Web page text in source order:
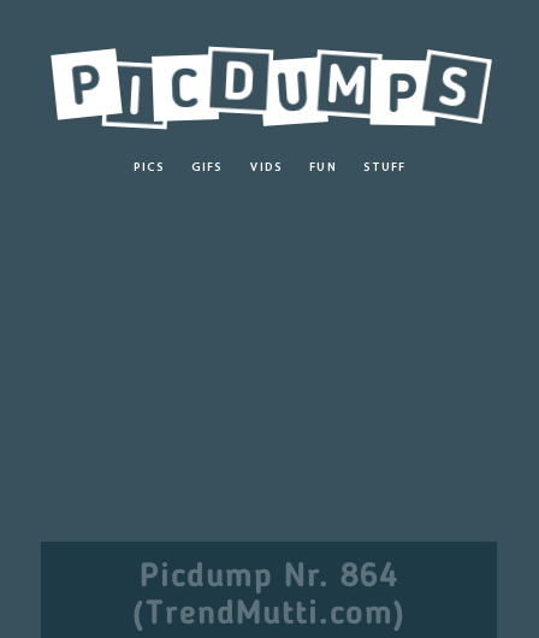
PICS GIFS VIDS FUN STUFF
Picdump Nr. 864
(TrendMutti.com)